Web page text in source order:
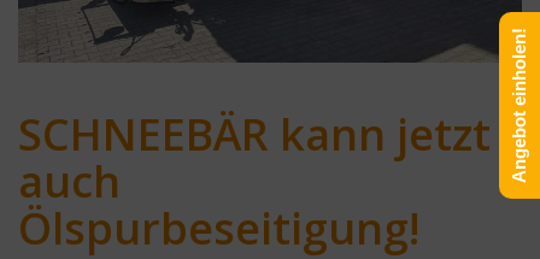
SCHNEEBÄR kann jetzt
auch
Ölspurbeseitigung!
Angebot einholen!